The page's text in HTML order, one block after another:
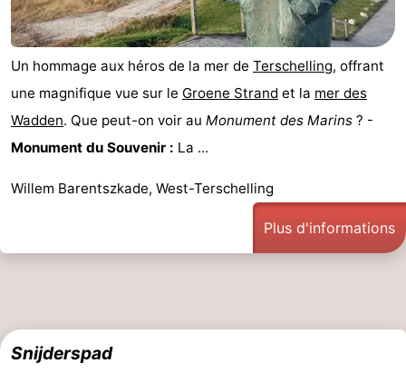
Un hommage aux héros de la mer de Terschelling, offrant
une magnifique vue sur le Groene Strand et la mer des
Wadden. Que peut-on voir au Monument des Marins ? -
Monument du Souvenir : La ...
Willem Barentszkade, West-Terschelling
Plus d'informations
Snijderspad